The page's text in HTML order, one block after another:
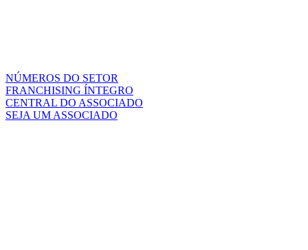
NÚMEROS DO SETOR
FRANCHISING ÍNTEGRO
CENTRAL DO ASSOCIADO
SEJA UM ASSOCIADO